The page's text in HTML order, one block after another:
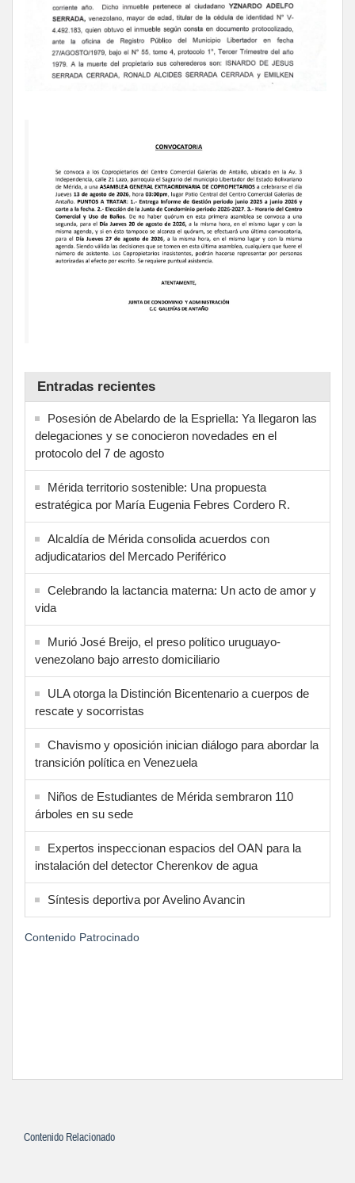
Entradas recientes
Posesión de Abelardo de la Espriella: Ya llegaron las
delegaciones y se conocieron novedades en el
protocolo del 7 de agosto
Mérida territorio sostenible: Una propuesta
estratégica por María Eugenia Febres Cordero R.
Alcaldía de Mérida consolida acuerdos con
adjudicatarios del Mercado Periférico
Celebrando la lactancia materna: Un acto de amor y
vida
Murió José Breijo, el preso político uruguayo-
venezolano bajo arresto domiciliario
ULA otorga la Distinción Bicentenario a cuerpos de
rescate y socorristas
Chavismo y oposición inician diálogo para abordar la
transición política en Venezuela
Niños de Estudiantes de Mérida sembraron 110
árboles en su sede
Expertos inspeccionan espacios del OAN para la
instalación del detector Cherenkov de agua
Síntesis deportiva por Avelino Avancin
Contenido Patrocinado
Contenido Relacionado